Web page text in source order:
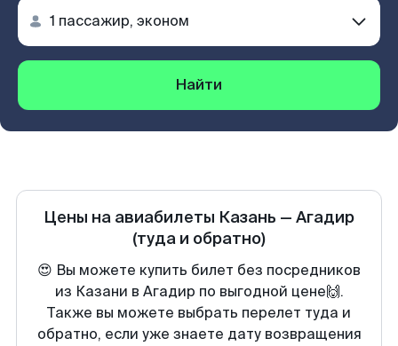
Найти
Цены на авиабилеты Казань — Агадир
(туда и обратно)
😍 Вы можете купить билет без посредников
из Казани в Агадир по выгодной цене🙌.
Также вы можете выбрать перелет туда и
обратно, если уже знаете дату возвращения